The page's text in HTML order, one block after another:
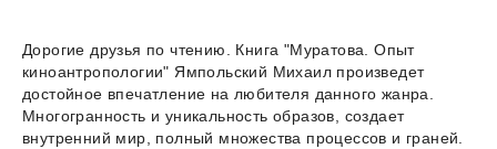
Дорогие друзья по чтению. Книга "Муратова. Опыт
киноантропологии" Ямпольский Михаил произведет
достойное впечатление на любителя данного жанра.
Многогранность и уникальность образов, создает
внутренний мир, полный множества процессов и граней.